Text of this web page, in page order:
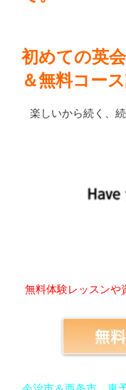
初めての英
＆無料コー
楽しいから続く、
無料体験レッスンや